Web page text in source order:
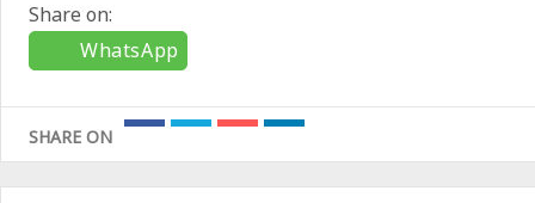
Share on:
WhatsApp
SHARE ON